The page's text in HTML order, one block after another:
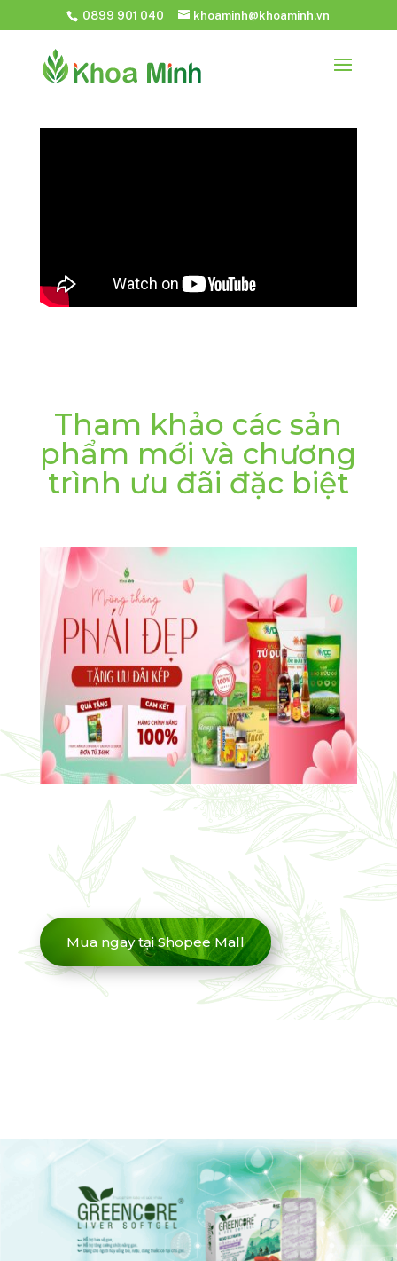
0899 901 040 khoaminh@khoaminh.vn
Tham khảo các sản
phẩm mới và chương
trình ưu đãi đặc biệt
Mua ngay tại Shopee Mall